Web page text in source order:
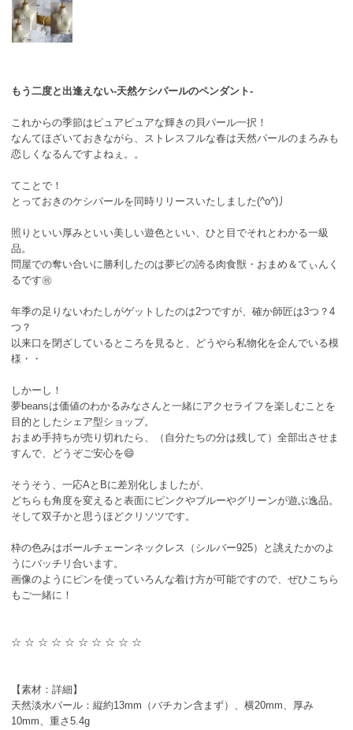
もう二度と出逢えない-天然ケシパールのペンダント-
これからの季節はピュアピュアな輝きの貝パール一択！
なんてほざいておきながら、ストレスフルな春は天然パールのまろみも
恋しくなるんですよねぇ。。
てことで！
とっておきのケシパールを同時リリースいたしました(^o^)丿
照りといい厚みといい美しい遊色といい、ひと目でそれとわかる一級
品。
問屋での奪い合いに勝利したのは夢ビの誇る肉食獣・おまめ＆てぃんく
るです㊗️
年季の足りないわたしがゲットしたのは2つですが、確か師匠は3つ？4
つ？
以来口を閉ざしているところを見ると、どうやら私物化を企んでいる模
様・・
しかーし！
夢beansは価値のわかるみなさんと一緒にアクセライフを楽しむことを
目的としたシェア型ショップ。
おまめ手持ちが売り切れたら、（自分たちの分は残して）全部出させま
すんで、どうぞご安心を😄
そうそう、一応AとBに差別化しましたが、
どちらも角度を変えると表面にピンクやブルーやグリーンが遊ぶ逸品。
そして双子かと思うほどクリソツです。
枠の色みはボールチェーンネックレス（シルバー925）と誂えたかのよ
うにバッチリ合います。
画像のようにピンを使っていろんな着け方が可能ですので、ぜひこちら
もご一緒に！
☆ ☆ ☆ ☆ ☆ ☆ ☆ ☆ ☆ ☆
【素材：詳細】
天然淡水パール：縦約13mm（バチカン含まず）、横20mm、厚み
10mm、重さ5.4g